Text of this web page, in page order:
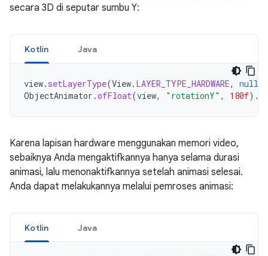
secara 3D di seputar sumbu Y:
Kotlin Java
view. setLayerType(View. LAYER_TYPE_HARDWARE, null
ObjectAnimator .ofFloat(view, "rotationY" , 180f).
Karena lapisan hardware menggunakan memori video,
sebaiknya Anda mengaktifkannya hanya selama durasi
animasi, lalu menonaktifkannya setelah animasi selesai.
Anda dapat melakukannya melalui pemroses animasi:
Kotlin Java